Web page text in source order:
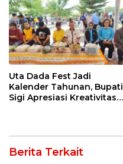
Uta Dada Fest Jadi
Kalender Tahunan, Bupati
Sigi Apresiasi Kreativitas
Berita Terkait